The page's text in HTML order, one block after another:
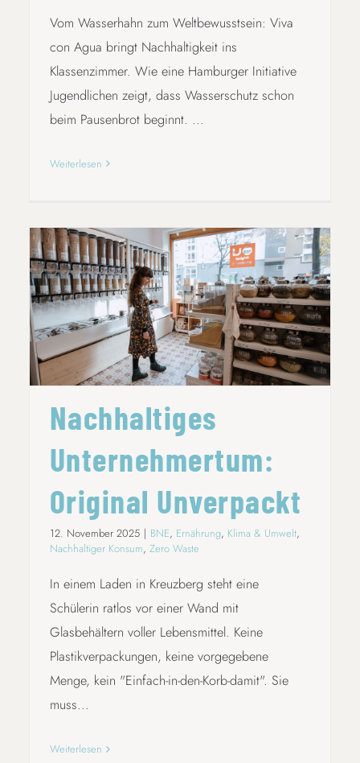
Vom Wasserhahn zum Weltbewusstsein: Viva
con Agua bringt Nachhaltigkeit ins
Klassenzimmer. Wie eine Hamburger Initiative
Jugendlichen zeigt, dass Wasserschutz schon
beim Pausenbrot beginnt. ...
Weiterlesen
NACHHALTIGES UNTERNEHMERTUM:
ORIGINAL UNVERPACKT
Nachhaltiges
Unternehmertum:
Original Unverpackt
12. November 2025 | BNE, Ernährung, Klima & Umwelt,
Nachhaltiger Konsum, Zero Waste
In einem Laden in Kreuzberg steht eine
Schülerin ratlos vor einer Wand mit
Glasbehältern voller Lebensmittel. Keine
Plastikverpackungen, keine vorgegebene
Menge, kein "Einfach-in-den-Korb-damit". Sie
muss...
Weiterlesen